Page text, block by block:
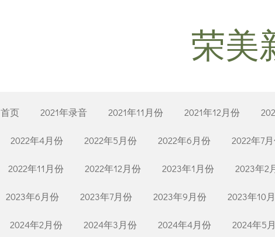
荣美
首页 2021年录音 2021年11月份 2021年12月份
2022年4月份 2022年5月份 2022年6月份 2022年7
2022年11月份 2022年12月份 2023年1月份 2023年2
2023年6月份 2023年7月份 2023年9月份 2023年10
2024年2月份 2024年3月份 2024年4月份 2024年5